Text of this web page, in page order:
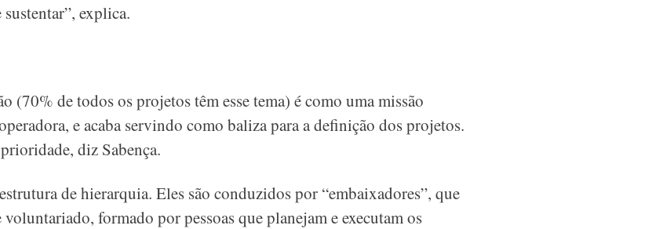
sustentar”, explica.
(70% de todos os projetos têm esse tema) é como uma missão
e acaba servindo como baliza para a definição dos projetos.
diz Sabença.
de hierarquia. Eles são conduzidos por “embaixadores”, que
formado por pessoas que planejam e executam os